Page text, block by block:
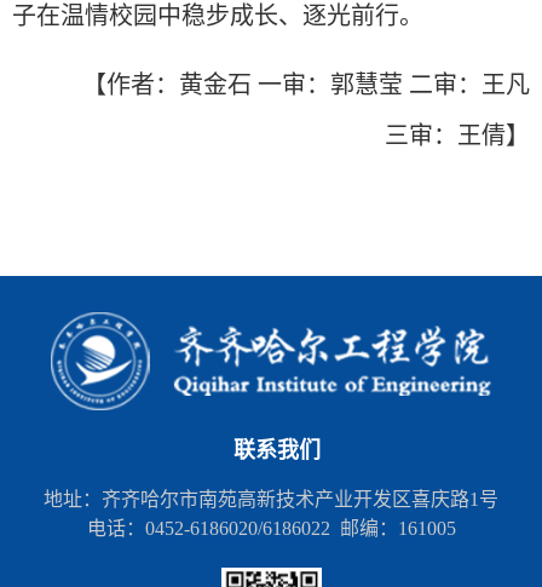
子在温情校园中稳步成长、逐光前行。
【作者：黄金石 一审：郭慧莹 二审：王凡
三审：王倩】
联系我们
地址：齐齐哈尔市南苑高新技术产业开发区喜庆路1号
电话：0452-6186020/6186022 邮编：161005